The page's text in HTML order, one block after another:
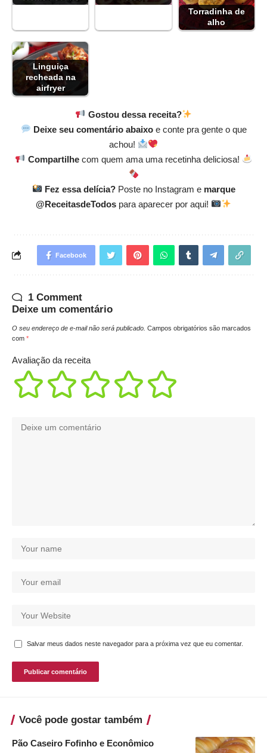
Torradinha de
alho
Linguiça
recheada na
airfryer
Gostou dessa receita?
Deixe seu comentário abaixoe conte pra gente o que
achou!
Compartilhecom quem ama uma recetinha deliciosa!
Fez essa delícia?Poste no Instagram e marque
@ReceitasdeTodospara aparecer por aqui!
Facebook
1 Comment
Deixe um comentário
O seu endereço de e-mail não será publicado. Campos obrigatórios são marcados
com *
Avaliação da receita
Salvar meus dados neste navegador para a próxima vez que eu comentar.
Você pode gostar também
Pão Caseiro Fofinho e Econômico